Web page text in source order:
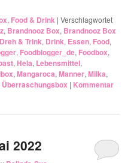
, Food & Drink |Verschlagwortet
, Brandnooz Box, Brandnooz Box
Dreh & Trink, Drink, Essen, Food,
, Foodblogger_de, Foodbox,
,Hela, Lebensmittel,
,Mangaroca,Manner,Milka,
Überraschungsbox | Kommentar
2022